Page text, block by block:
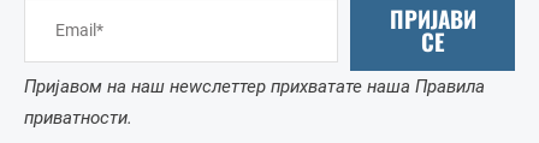
ПРИЈАВИ
СЕ
Пријавом на наш неwслеттер прихватате наша Правила
приватности.